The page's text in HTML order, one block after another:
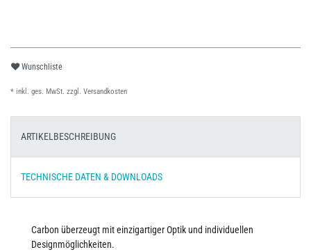
Wunschliste
* inkl. ges. MwSt. zzgl. Versandkosten
ARTIKELBESCHREIBUNG
TECHNISCHE DATEN & DOWNLOADS
Carbon überzeugt mit einzigartiger Optik und individuellen
Designmöglichkeiten.